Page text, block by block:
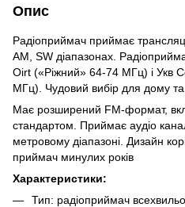
Опис
Радіоприймач приймає
AM, SW діапазонах.
Oirt («Ріжний» 64-74 МГц) і Укв
МГц). Чудовий вибір для дому та
Має розширений FM-формат,
стандартом. Приймає аудіо
метровому діапазоні. Дизайн
приймач минулих років
Характеристики:
Тип: радіоприймач